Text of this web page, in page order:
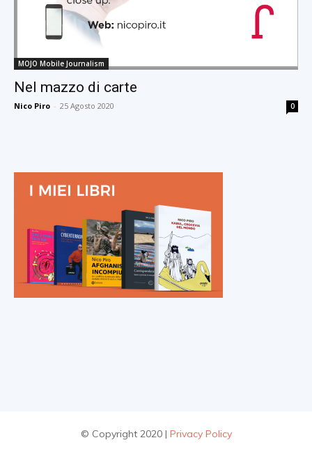
MOJO Mobile Journalism
Nel mazzo di carte
Nico Piro - 25 Agosto 2020 0
© Copyright 2020 | Privacy Policy